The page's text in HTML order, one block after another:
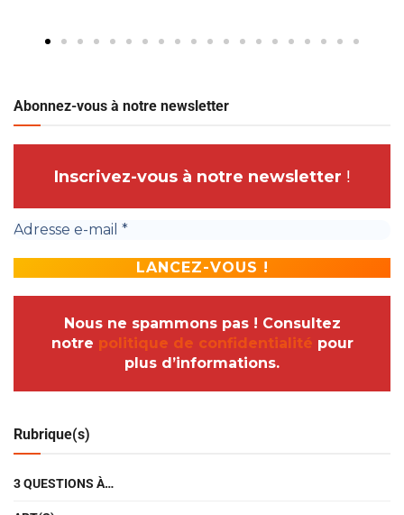
Abonnez-vous à notre newsletter
Inscrivez-vous à notre newsletter !
Nous ne spammons pas ! Consultez
notre politique de confidentialité pour
plus d’informations.
Rubrique(s)
3 QUESTIONS À…